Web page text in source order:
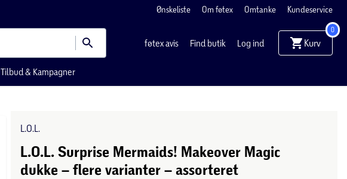
Ønskeliste Om føtex Omtanke Kundeservice
føtex avis Find butik Log ind Kurv
0
Tilbud & Kampagner
L.O.L.
L.O.L. Surprise Mermaids! Makeover Magic
dukke – flere varianter – assorteret